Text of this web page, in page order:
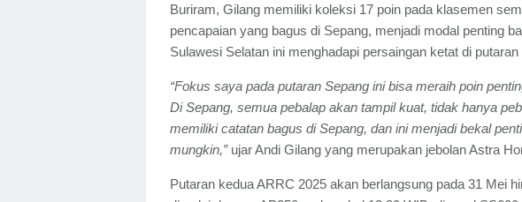
Buriram, Gilang memiliki koleksi 17 poin pada klasemen
pencapaian yang bagus di Sepang, menjadi modal penting
Sulawesi Selatan ini menghadapi persaingan ketat di
“Fokus saya pada putaran Sepang ini bisa meraih poin
Di Sepang, semua pebalap akan tampil kuat, tidak hanya
memiliki catatan bagus di Sepang, dan ini menjadi bekal
mungkin,” ujar Andi Gilang yang merupakan jebolan Astra
Putaran kedua ARRC 2025 akan berlangsung pada 31 Mei